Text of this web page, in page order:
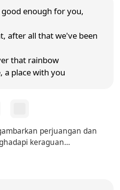
enough for you,
after all that we've been
that rainbow
a place with you
perjuangan dan
keraguan...